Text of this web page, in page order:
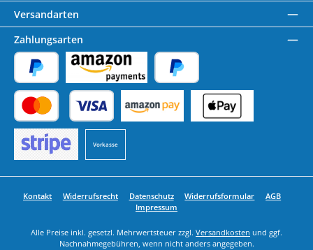
Versandarten
Zahlungsarten
PayPal Amazon Pay Später Bezahlen
Kredit- oder Debitkarte
Vorkasse
Benutzerdefiniertes Bild 1
Kontakt Widerrufsrecht Datenschutz Widerrufsformular
AGB
Impressum
Alle Preise inkl. gesetzl. Mehrwertsteuer zzgl. Versandkosten und ggf.
Nachnahmegebühren, wenn nicht anders angegeben.